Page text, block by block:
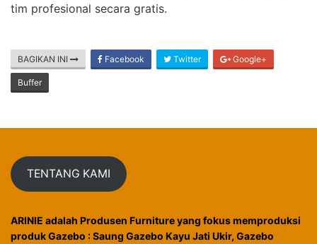
tim profesional secara gratis.
BAGIKAN INI Facebook Twitter Google+
Buffer
TENTANG KAMI
ARINIE adalah Produsen Furniture yang fokus memproduksi
produk Gazebo : Saung Gazebo Kayu Jati Ukir, Gazebo